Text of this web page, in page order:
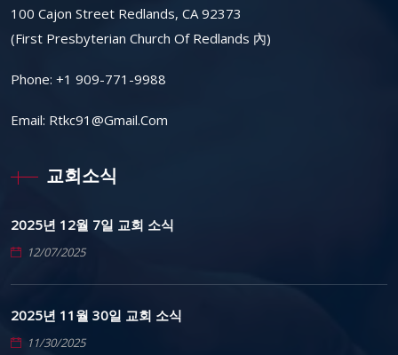
100 Cajon Street Redlands, CA 92373
(First Presbyterian Church Of Redlands 內)
Phone: +1 909-771-9988
Email: Rtkc91@gmail.com
교회소식
2025년 12월 7일 교회 소식
12/07/2025
2025년 11월 30일 교회 소식
11/30/2025